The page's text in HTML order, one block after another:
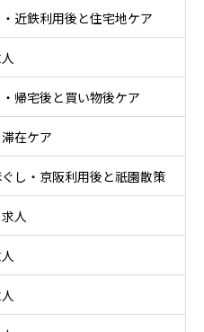
近鉄利用後と住宅地ケア
帰宅後と買い物後ケア
在ケア
し・京阪利用後と祇園散策
人